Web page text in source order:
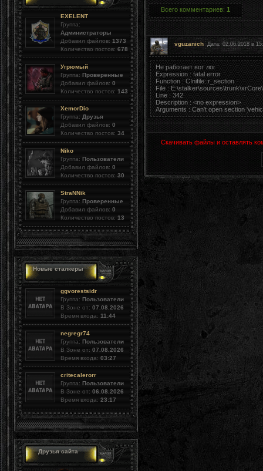
EXELENT
Группа:
Администраторы
Добавил файлов: 1373
Количество постов: 678
Угрюмый
Группа: Проверенные
Добавил файлов: 0
Количество постов: 143
XemorDio
Группа: Друзья
Добавил файлов: 0
Количество постов: 34
Niko
Группа: Пользователи
Добавил файлов: 0
Количество постов: 30
StraNNik
Группа: Проверенные
Добавил файлов: 0
Количество постов: 13
Новые сталкеры
ggvorestsidr
Группа: Пользователи
В Зоне от: 07.08.2026
Время входа: 11:44
negregr74
Группа: Пользователи
В Зоне от: 07.08.2026
Время входа: 03:27
critecalerorr
Группа: Пользователи
В Зоне от: 06.08.2026
Время входа: 23:17
Друзья сайта
Всего комментариев: 1
vguzanich Дата: 02.06.2018 в
Не работает вот лог
Expression : fatal error
Function : CInifile::r_section
File :
Line : 342
Description : <no expression>
Arguments : Can't open section
Скачивать файлы и оставлять